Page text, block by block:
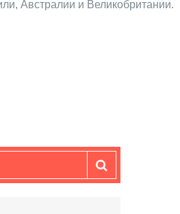
Австралии и Великобритании.